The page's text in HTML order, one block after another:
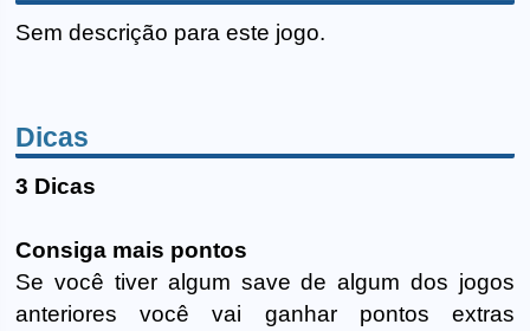
Sem descrição para este jogo.
Dicas
3 Dicas
Consiga mais pontos
Se você tiver algum save de algum dos jogos
anteriores você vai ganhar pontos extras